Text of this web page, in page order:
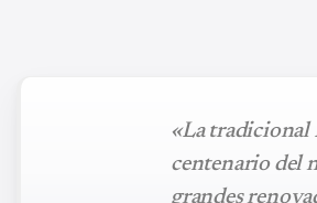
«La tradicional
centenario del
grandes